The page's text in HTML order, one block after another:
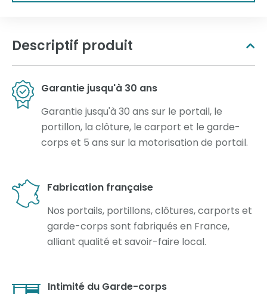
Descriptif produit
Garantie jusqu'à 30 ans
Garantie jusqu'à 30 ans sur le portail, le
portillon, la clôture, le carport et le garde-
corps et 5 ans sur la motorisation de portail.
Fabrication française
Nos portails, portillons, clôtures, carports et
garde-corps sont fabriqués en France,
alliant qualité et savoir-faire local.
Intimité du Garde-corps